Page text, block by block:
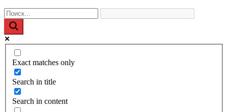
Exact matches only
Search in title
Search in content